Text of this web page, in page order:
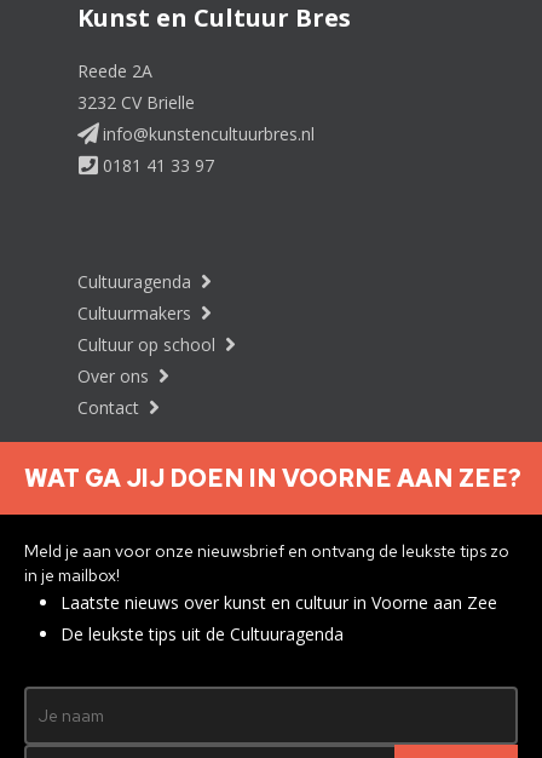
Kunst en Cultuur Bres
Reede 2A
3232 CV Brielle
info@kunstencultuurbres.nl
0181 41 33 97
Cultuuragenda
Cultuurmakers
Cultuur op school
Over ons
Contact
Nieuwsbrief aanmelden
Privacyverklaring
WAT GA JIJ DOEN IN VOORNE AAN ZEE?
Meld je aan voor onze nieuwsbrief en ontvang de leukste tips zo
in je mailbox!
Laatste nieuws over kunst en cultuur in Voorne aan Zee
De leukste tips uit de Cultuuragenda